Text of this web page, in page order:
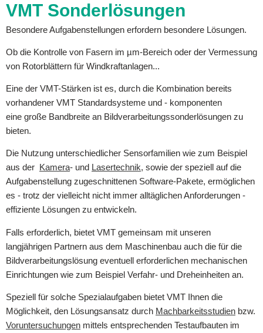
VMT Sonderlösungen
Besondere Aufgabenstellungen erfordern besondere Lösungen.
Ob die Kontrolle von Fasern im µm-Bereich oder der Vermessung
von Rotorblättern für Windkraftanlagen...
Eine der VMT-Stärken ist es, durch die Kombination bereits
vorhandener VMT Standardsysteme und - komponenten
eine große Bandbreite an Bildverarbeitungssonderlösungen zu
bieten.
Die Nutzung unterschiedlicher Sensorfamilien wie zum Beispiel
aus der Kamera- und Lasertechnik, sowie der speziell auf die
Aufgabenstellung zugeschnittenen Software-Pakete, ermöglichen
es - trotz der vielleicht nicht immer alltäglichen Anforderungen -
effiziente Lösungen zu entwickeln.
Falls erforderlich, bietet VMT gemeinsam mit unseren
langjährigen Partnern aus dem Maschinenbau auch die für die
Bildverarbeitungslösung eventuell erforderlichen mechanischen
Einrichtungen wie zum Beispiel Verfahr- und Dreheinheiten an.
Speziell für solche Spezialaufgaben bietet VMT Ihnen die
Möglichkeit, den Lösungsansatz durch Machbarkeitsstudien bzw.
Voruntersuchungen mittels entsprechenden Testaufbauten im